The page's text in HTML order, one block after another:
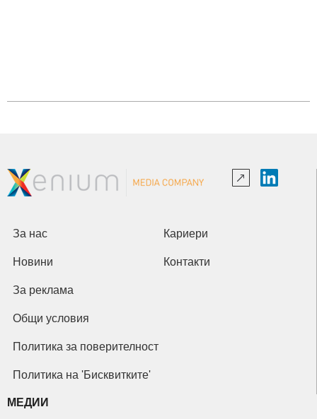
За нас Кариери
Новини Контакти
За реклама
Общи условия
Политика за поверителност
Политика на 'Бисквитките'
МЕДИИ